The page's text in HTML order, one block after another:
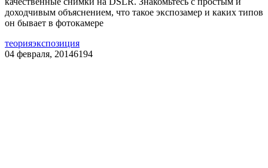
доходчивым объяснением, что такое экспозамер и каких типов
он бывает в фотокамере
теорияэкспозиция
04 февраля, 20146194